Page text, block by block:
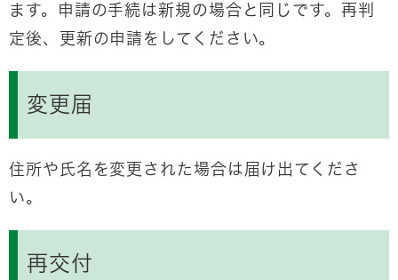
ます。申請の手続は新規の場合と同じです。再判
定後、更新の申請をしてください。
変更届
住所や氏名を変更された場合は届け出てくださ
い。
再交付